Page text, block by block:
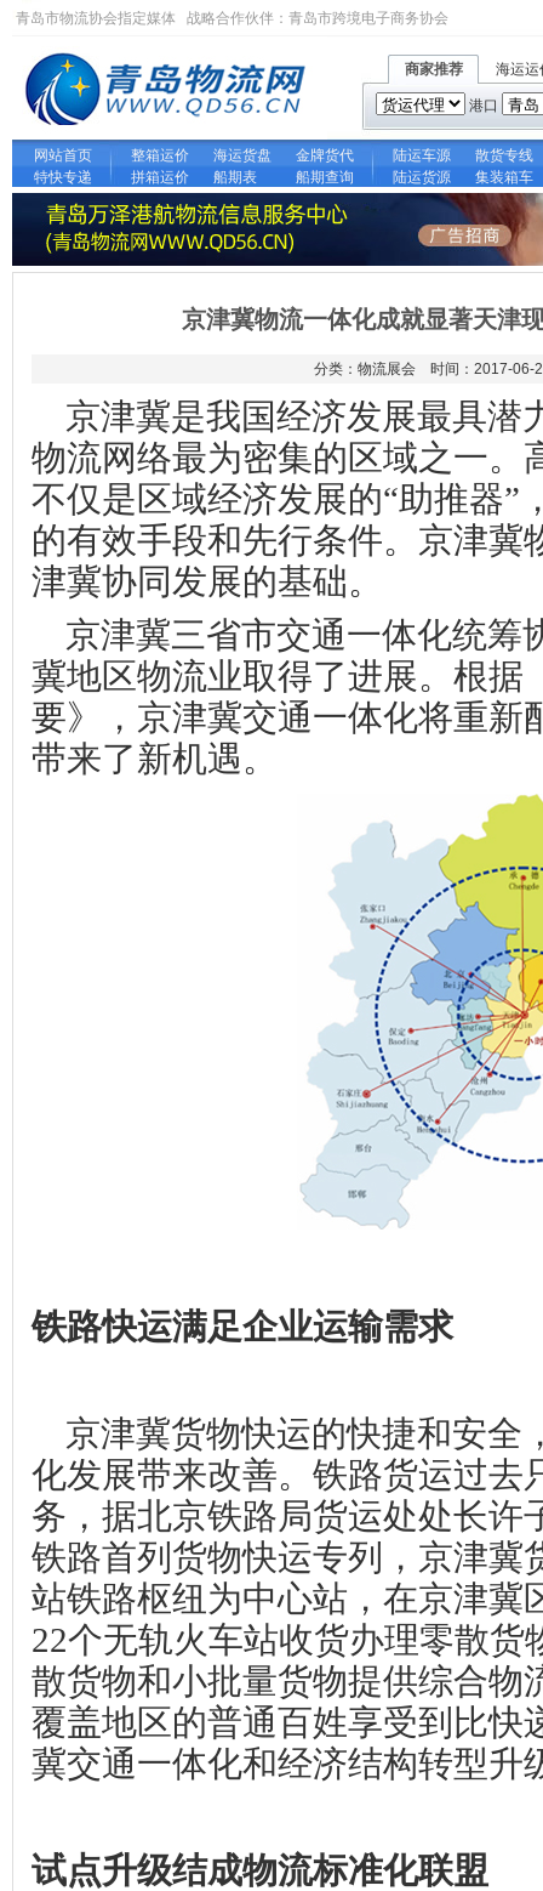
青岛市物流协会指定媒体 战略合作伙伴： 青岛市跨境电子商务协会
商家推荐 海运运
港口
网站首页 整箱运价 海运货盘 金牌货代 陆运车源
散货专线
特快专递
拼箱运价 船期表 船期查询 陆运货源 集装箱车
京津冀物流一体化成就显著天津
分类：物流展会 时间：2017-
京津冀是我国经济发展最具潜
物流网络最为密集的区域之一。
不仅是区域经济发展的“助推器”
的有效手段和先行条件。京津冀
津冀协同发展的基础。
京津冀三省市交通一体化统筹
冀地区物流业取得了进展。根据
要》，京津冀交通一体化将重新
带来了新机遇。
铁路快运满足企业运输需求
京津冀货物快运的快捷和安全
化发展带来改善。铁路货运过去
务，据北京铁路局货运处处长许
铁路首列货物快运专列，京津冀
站铁路枢纽为中心站，在京津冀
22个无轨火车站收货办理零散货
散货物和小批量货物提供综合物
覆盖地区的普通百姓享受到比快
冀交通一体化和经济结构转型升
试点升级结成物流标准化联盟